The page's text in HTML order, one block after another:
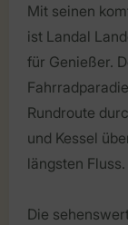
Mit seinen
ist Landal
für Genießer.
Rundroute
und Kessel
längsten Fluss.
Die